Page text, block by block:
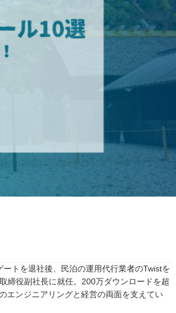
トを退社後、民泊の運用代行業者のTwistを
締役副社長に就任。200万ダウンロードを超
エンジニアリングと経営の両面を支えてい